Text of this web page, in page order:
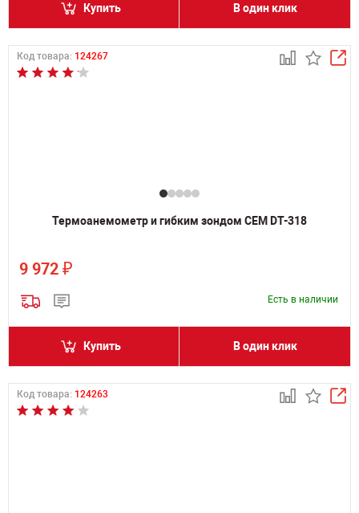
Купить В один клик
Код товара: 124267
Термоанемометр и гибким зондом CEM DT-318
9 972 ₽
Есть в наличии
Купить В один клик
Код товара: 124263